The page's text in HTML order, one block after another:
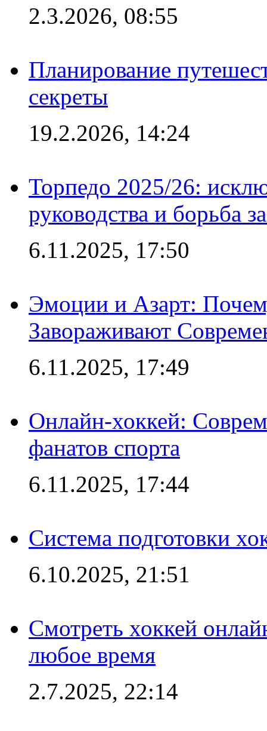
2.3.2026, 08:55
Планирование
секреты
19.2.2026, 14:24
Торпедо 2025/26:
руководства и борьба
6.11.2025, 17:50
Эмоции и Азарт:
Завораживают
6.11.2025, 17:49
Онлайн-хоккей:
фанатов спорта
6.11.2025, 17:44
Система подготовки
6.10.2025, 21:51
Смотреть хоккей
любое время
2.7.2025, 22:14